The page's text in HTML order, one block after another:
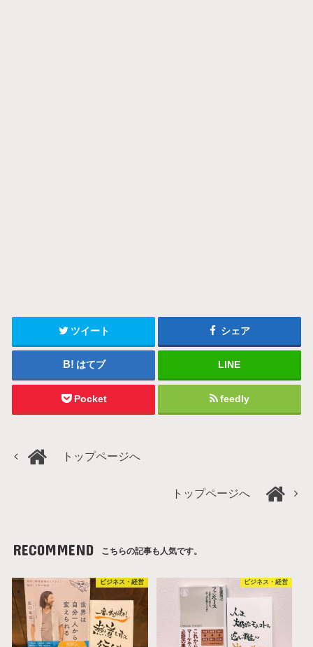
ツイート シェア
はてブ LINE
Pocket feedly
トップページへ
トップページへ
RECOMMEND こちらの記事も人気です。
ビジネス・経営 ビジネス・経営